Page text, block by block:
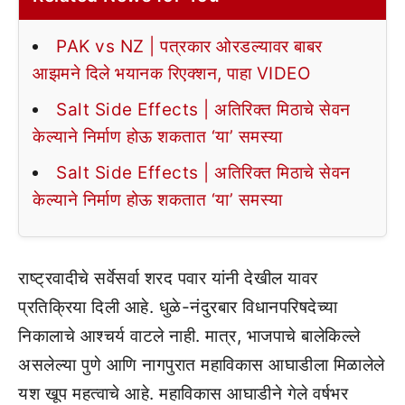
PAK vs NZ | पत्रकार ओरडल्यावर बाबर
आझमने दिले भयानक रिएक्शन, पाहा VIDEO
Salt Side Effects | अतिरिक्त मिठाचे सेवन
केल्याने निर्माण होऊ शकतात ‘या’ समस्या
Salt Side Effects | अतिरिक्त मिठाचे सेवन
केल्याने निर्माण होऊ शकतात ‘या’ समस्या
राष्ट्रवादीचे सर्वेसर्वा शरद पवार यांनी देखील यावर
प्रतिक्रिया दिली आहे. धुळे-नंदुरबार विधानपरिषदेच्या
निकालाचे आश्चर्य वाटले नाही. मात्र, भाजपाचे बालेकिल्ले
असलेल्या पुणे आणि नागपुरात महाविकास आघाडीला मिळालेले
यश खूप महत्वाचे आहे. महाविकास आघाडीने गेले वर्षभर